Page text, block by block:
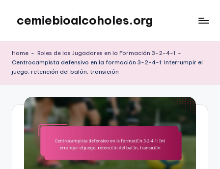
content
cemiebioalcoholes.org
Home - Roles de los Jugadores en la Formación 3-2-4-1 -
Centrocampista defensivo en la formación 3-2-4-1: Interrumpir el
juego, retención del balón, transición